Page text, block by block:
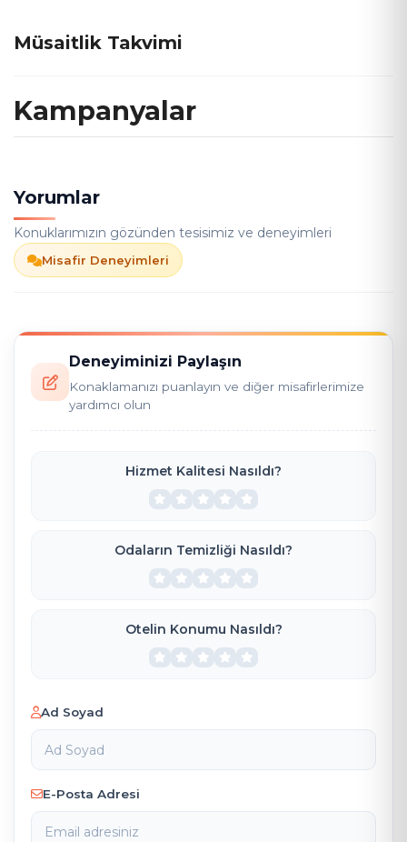
Müsaitlik Takvimi
Kampanyalar
Yorumlar
Konuklarımızın gözünden tesisimiz ve deneyimleri
Misafir Deneyimleri
Deneyiminizi Paylaşın
Konaklamanızı puanlayın ve diğer misafirlerimize
yardımcı olun
Hizmet Kalitesi Nasıldı?
Odaların Temizliği Nasıldı?
Otelin Konumu Nasıldı?
Ad Soyad
E-Posta Adresi